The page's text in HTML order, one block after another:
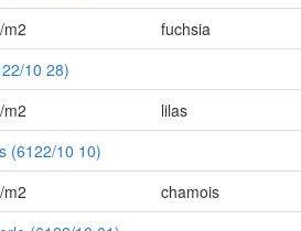
fuchsia
10 28)
lilas
(6122/10 10)
chamois